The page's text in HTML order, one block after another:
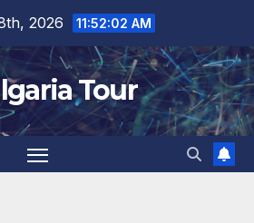
2026 11:52:03 AM
Tour